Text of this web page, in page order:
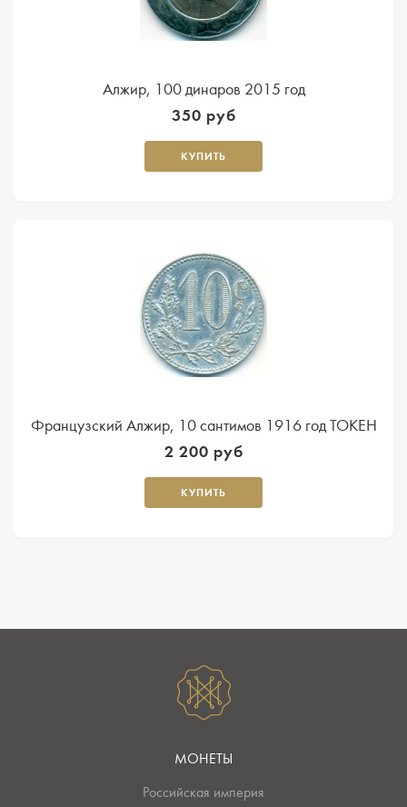
Алжир, 100 динаров 2015 год
350 руб
КУПИТЬ
Французский Алжир, 10 сантимов 1916 год ТОКЕН
2 200 руб
КУПИТЬ
МОНЕТЫ
Российская империя